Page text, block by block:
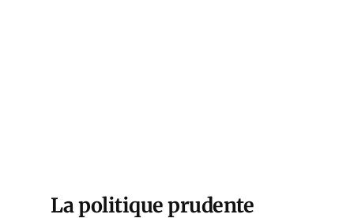
La politique prudente